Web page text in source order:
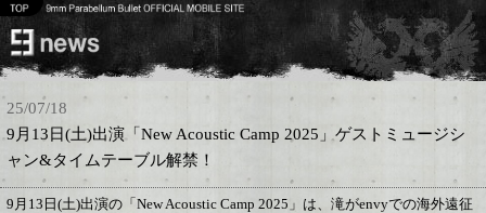
25/07/18
9月13日(土)出演「New Acoustic Camp 2025」ゲストミュージシ
ャン&タイムテーブル解禁！
9月13日(土)出演の「New Acoustic Camp 2025」は、滝がenvyでの海外遠征